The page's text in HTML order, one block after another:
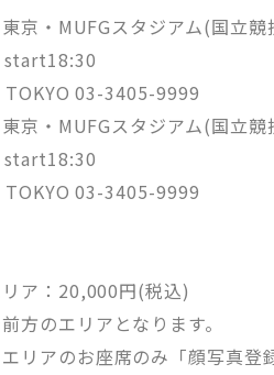
京・MUFGスタジアム(国立
TOKYO 03-3405-9999
京・MUFGスタジアム(国立
TOKYO 03-3405-9999
リア：20,000円(税込)
のエリアとなります。
リアのお座席のみ「顔写真登